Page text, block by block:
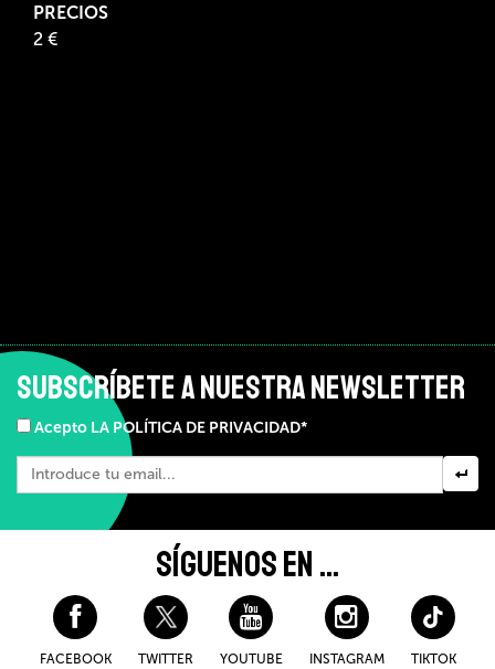
PRECIOS
2 €
SUBSCRÍBETE A NUESTRA NEWSLETTER
Acepto LA POLÍTICA DE PRIVACIDAD*
SÍGUENOS EN ...
FACEBOOK TWITTER YOUTUBE INSTAGRAM TIKTOK